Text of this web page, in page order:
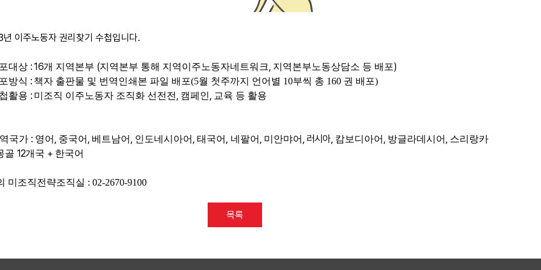
이주노동자 권리찾기 수첩입니다.
대상 : 16개 지역본부 (지역본부 통해 지역이주노동자네트워크, 지역본부노동상담소 등 배포)
방식 : 책자 출판물 및 번역인쇄본 파일 배포(5월 첫주까지 언어별 10부씩 총 160 권 배포)
활용 : 미조직 이주노동자 조직화 선전전 , 캠페인, 교육 등 활용
국가 : 영어 , 중국어 , 베트남어 , 인도네시아어 ,태국어 , 네팔어 , 미안먀어 , 러시아, 캄보디아어 , 방글라데시어 , 스리랑카
골 12개국 + 한국어
미조직전략조직실 : 02-2670-9100
목록